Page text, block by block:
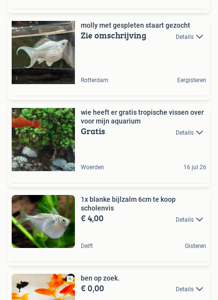
molly met gespleten staart gezocht
Zie omschrijving Details
Rotterdam Eergisteren
wie heeft er gratis tropische vissen over
voor mijn aquarium
Gratis Details
Woerden 16 jul 26
1x blanke bijlzalm 6cm te koop
scholenvis
€ 4,00 Details
Delft Gisteren
ben op zoek.
€ 0,00 Details